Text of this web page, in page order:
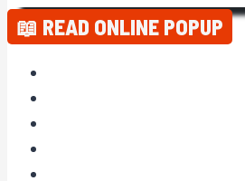
📖 READ ONLINE POPUP